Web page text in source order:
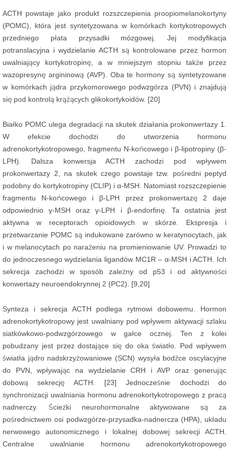
ACTH powstaje jako produkt rozszczepienia proopiomelanokortyny
(POMC), która jest syntetyzowana w komórkach kortykotropowych
przedniego płata przysadki mózgowej. Jej modyfikacja
potranslacyjna i wydzielanie ACTH są kontrolowane przez hormon
uwalniający kortykotropinę, a w mniejszym stopniu także przez
wazopresynę argininową (AVP). Oba te hormony są syntetyzowane
w komórkach jądra przykomorowego podwzgórza (PVN) i znajdują
się pod kontrolą krążących glikokortykoidów. [20]
Białko POMC ulega degradacji na skutek działania prokonwertazy 1.
W efekcie dochodzi do utworzenia hormonu
adrenokortykotropowego, fragmentu N-końcowego i β-lipotropiny (β-
LPH). Dalsza konwersja ACTH zachodzi pod wpływem
prokonwertazy 2, na skutek czego powstaje tzw. pośredni peptyd
podobny do kortykotropiny (CLIP) i α-MSH. Natomiast rozszczepienie
fragmentu N-końcowego i β-LPH przez prokonwertazę 2 daje
odpowiednio γ-MSH oraz γ-LPH i β-endorfinę. Ta ostatnia jest
aktywna w receptorach opioidowych w skórze. Ekspresja i
przetwarzanie POMC są indukowane zarówno w keratynocytach, jak
i w melanocytach po narażeniu na promieniowanie UV. Prowadzi to
do jednoczesnego wydzielania ligandów MC1R – α-MSH i ACTH. Ich
sekrecja zachodzi w sposób zależny od p53 i od aktywności
konwertazy neuroendokrynnej 2 (PC2). [9,20]
Synteza i sekrecja ACTH podlega rytmowi dobowemu. Hormon
adrenokortykotropowy jest uwalniany pod wpływem aktywacji szlaku
siatkówkowo-podwzgórzowego w gałce ocznej. Ten z kolei
pobudzany jest przez dostające się do oka światło. Pod wpływem
światła jądro nadskrzyżowaniowe (SCN) wysyła bodźce oscylacyjne
do PVN, wpływając na wydzielanie CRH i AVP oraz generując
dobową sekrecję ACTH. [23] Jednocześnie dochodzi do
synchronizacji uwalniania hormonu adrenokortykotropowego z pracą
nadnerczy. Ścieżki neurohormonalne aktywowane są za
pośrednictwem osi podwzgórze-przysadka-nadnercza (HPA), układu
nerwowego autonomicznego i lokalnej dobowej sekrecji ACTH.
Centralne uwalnianie hormonu adrenokortykotropowego